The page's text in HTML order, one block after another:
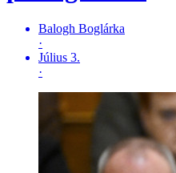
Balogh Boglárka
·
Július 3.
·